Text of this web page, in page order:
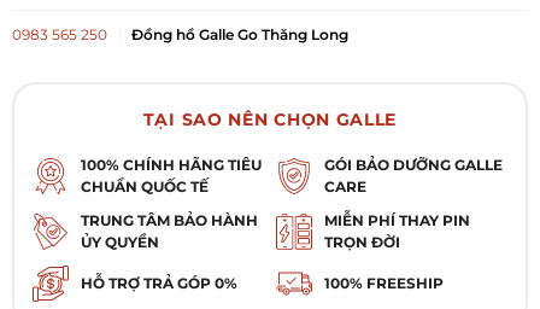
0983 565 250
Đồng hồ Galle Go Thăng Long
Đồng hồ Galle Lotte Liễu Giai
028 6290 6634
Đồng hồ Galle 505 Lê Văn Sỹ, Tân Sơn Hòa, TP.HCM
505 Lê Văn Sỹ, Phường Tân Sơn Hòa, TP. Hồ Chí Minh
0984 884 132
335 Lê Duẩn , Phường Thanh Khê, TP Đà Nẵng
TẠI SAO NÊN CHỌN GALLE
100% CHÍNH HÃNG TIÊU
CHUẨN QUỐC TẾ
GÓI BẢO DƯỠNG GALLE
CARE
TRUNG TÂM BẢO HÀNH
ỦY QUYỀN
MIỄN PHÍ THAY PIN
TRỌN ĐỜI
HỖ TRỢ TRẢ GÓP 0% 100% FREESHIP